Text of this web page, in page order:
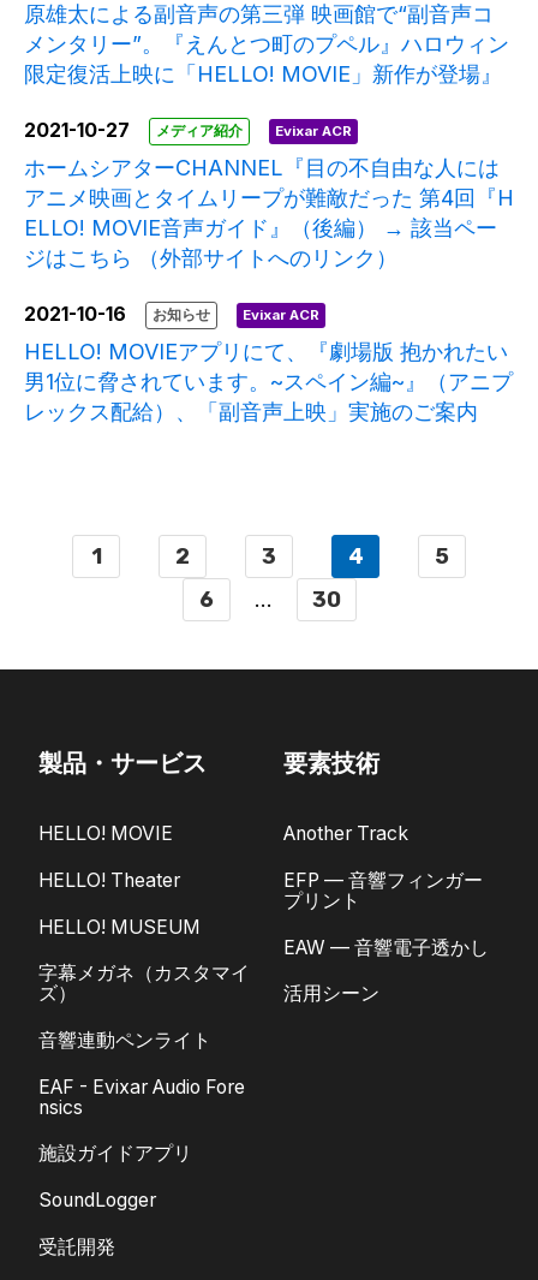
原雄太による副音声の第三弾 映画館で“副音声コ
メンタリー”。『えんとつ町のプペル』ハロウィン
限定復活上映に「HELLO! MOVIE」新作が登場』
2021-10-27 メディア紹介 Evixar ACR
ホームシアターCHANNEL『目の不自由な人には
アニメ映画とタイムリープが難敵だった 第4回『H
ELLO! MOVIE音声ガイド』（後編） → 該当ペー
ジはこちら （外部サイトへのリンク）
2021-10-16 お知らせ Evixar ACR
HELLO! MOVIEアプリにて、『劇場版 抱かれたい
男1位に脅されています。~スペイン編~』（アニプ
レックス配給）、「副音声上映」実施のご案内
1 2 3 4
5
6
... 30
製品・サービス
HELLO! MOVIE
HELLO! Theater
HELLO! MUSEUM
字幕メガネ（カスタマイ
ズ）
音響連動ペンライト
EAF - Evixar Audio Fore
nsics
施設ガイドアプリ
SoundLogger
受託開発
要素技術
Another Track
EFP — 音響フィンガー
プリント
EAW — 音響電子透かし
活用シーン